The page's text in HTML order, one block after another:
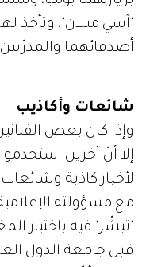
"آسي ميلان"، وتأخذ
أصدقائهما
شائعات وأكاذيب
وإذا كان بعض
إلا أنّ آخرين
لأخبار كاذبة
مع مسؤولته
"تبشّر" فيه باختيار
قبل جامعة الدول